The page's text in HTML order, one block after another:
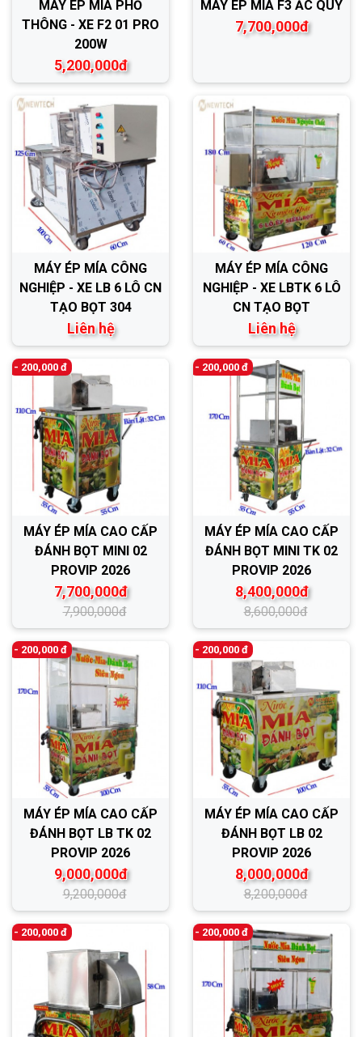
MÁY ÉP MÍA PHỔ
THÔNG - XE F2 01 PRO
200W
5,200,000đ
MÁY ÉP MÍA F3 ẮC QUY
7,700,000đ
MÁY ÉP MÍA CÔNG
NGHIỆP - XE LB 6 LÔ CN
TẠO BỌT 304
Liên hệ
MÁY ÉP MÍA CÔNG
NGHIỆP - XE LBTK 6 LÔ
CN TẠO BỌT
Liên hệ
- 200,000 đ
MÁY ÉP MÍA CAO CẤP
ĐÁNH BỌT MINI 02
PROVIP 2026
7,700,000đ
7,900,000đ
- 200,000 đ
MÁY ÉP MÍA CAO CẤP
ĐÁNH BỌT MINI TK 02
PROVIP 2026
8,400,000đ
8,600,000đ
- 200,000 đ
MÁY ÉP MÍA CAO CẤP
ĐÁNH BỌT LB TK 02
PROVIP 2026
9,000,000đ
9,200,000đ
- 200,000 đ
MÁY ÉP MÍA CAO CẤP
ĐÁNH BỌT LB 02
PROVIP 2026
8,000,000đ
8,200,000đ
- 200,000 đ - 200,000 đ